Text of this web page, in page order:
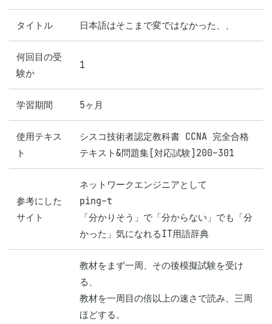
タイトル 日本語はそこまで変ではなかった、、
何回目の受
験か
1
学習期間 5ヶ月
使用テキス
ト
シスコ技術者認定教科書 CCNA 完全合格
テキスト&問題集[対応試験]200-301
参考にした
サイト
ネットワークエンジニアとして
ping-t
「分かりそう」で「分からない」でも「分
かった」気になれるIT用語辞典
教材をまず一周、その後模擬試験を受け
る、
教材を一周目の倍以上の速さで読み、三周
ほどする。